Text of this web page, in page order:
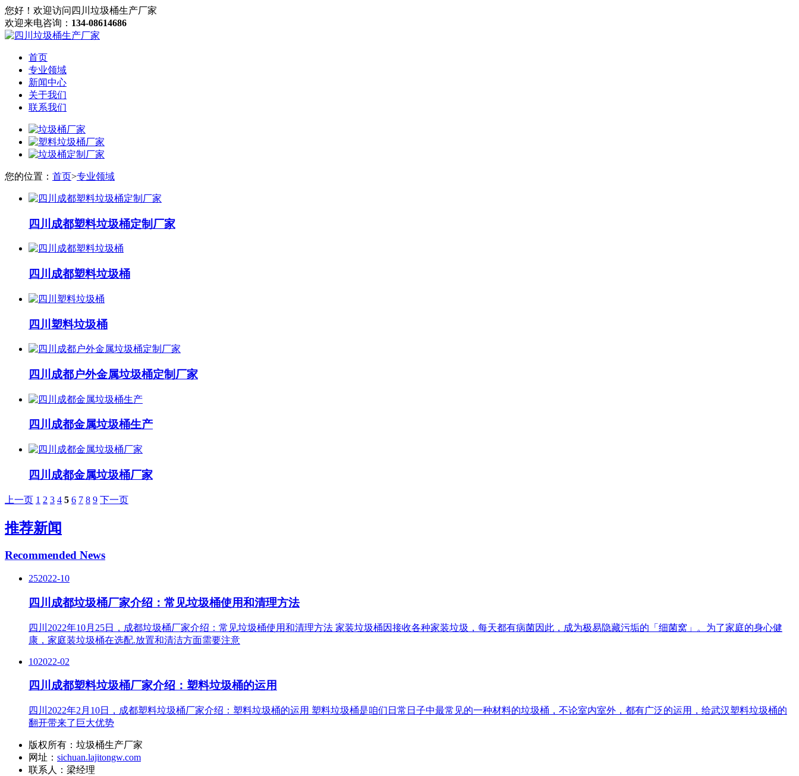
您好！欢迎访问四川垃圾桶生产厂家
欢迎来电咨询： 134-08614686
首页
专业领域
新闻中心
关于我们
联系我们
您的位置： 首页>专业领域
四川成都塑料垃圾桶定制厂家
四川成都塑料垃圾桶
四川塑料垃圾桶
四川成都户外金属垃圾桶定制厂家
四川成都金属垃圾桶生产
四川成都金属垃圾桶厂家
上一页 1 2 3 4 5 6 7 8 9 下一页
推荐新闻
Recommended News
252022-10
四川成都垃圾桶厂家介绍：常见垃圾桶使用和清理方法
四川2022年10月25日，成都垃圾桶厂家介绍：常见垃圾桶使用和清理方法 家装垃圾桶因接收各种家装垃圾，每天都有病菌因此，成为极易隐藏污垢的「细菌窝」。为了家庭的身心健
康，家庭装垃圾桶在选配.放置和清洁方面需要注意
102022-02
四川成都塑料垃圾桶厂家介绍：塑料垃圾桶的运用
四川2022年2月10日，成都塑料垃圾桶厂家介绍：塑料垃圾桶的运用 塑料垃圾桶是咱们日常日子中最常见的一种材料的垃圾桶，不论室内室外，都有广泛的运用，给武汉塑料垃圾桶的
翻开带来了巨大优势
版权所有：垃圾桶生产厂家
网址： sichuan.lajitongw.com
联系人：梁经理